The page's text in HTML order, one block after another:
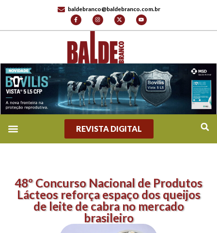
baldebranco@baldebranco.com.br
REVISTA DIGITAL
48º Concurso Nacional de Produtos
Lácteos reforça espaço dos queijos
de leite de cabra no mercado
brasileiro